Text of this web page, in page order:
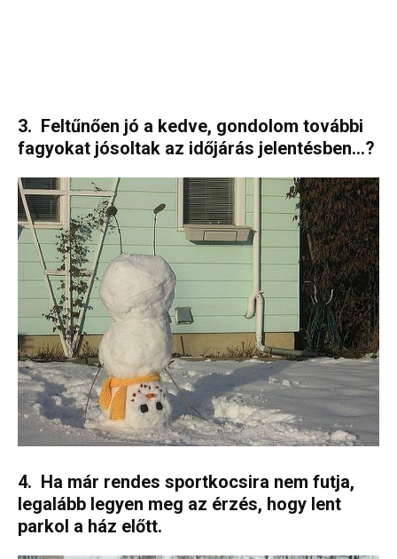
3. Feltűnően jó a kedve, gondolom további
fagyokat jósoltak az időjárás jelentésben…?
4. Ha már rendes sportkocsira nem futja,
legalább legyen meg az érzés, hogy lent
parkol a ház előtt.